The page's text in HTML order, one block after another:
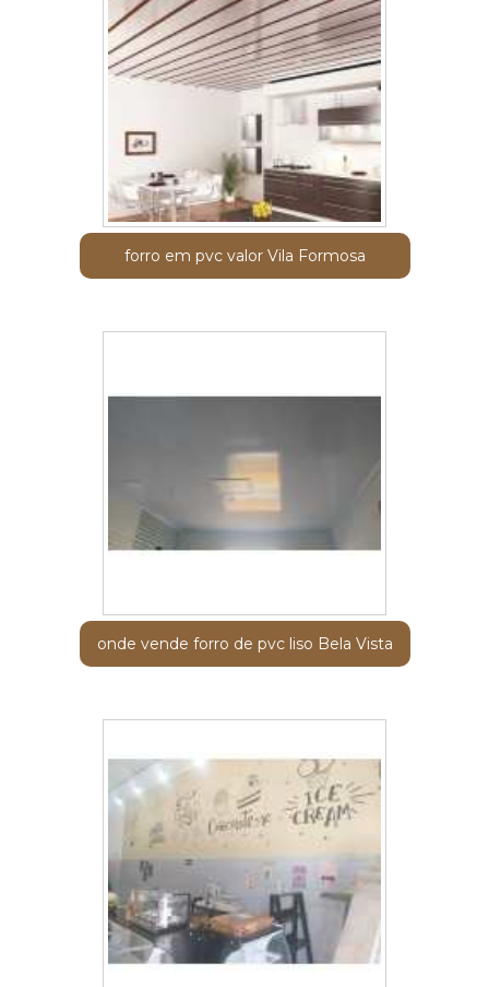
forro em pvc valor Vila Formosa
onde vende forro de pvc liso Bela Vista